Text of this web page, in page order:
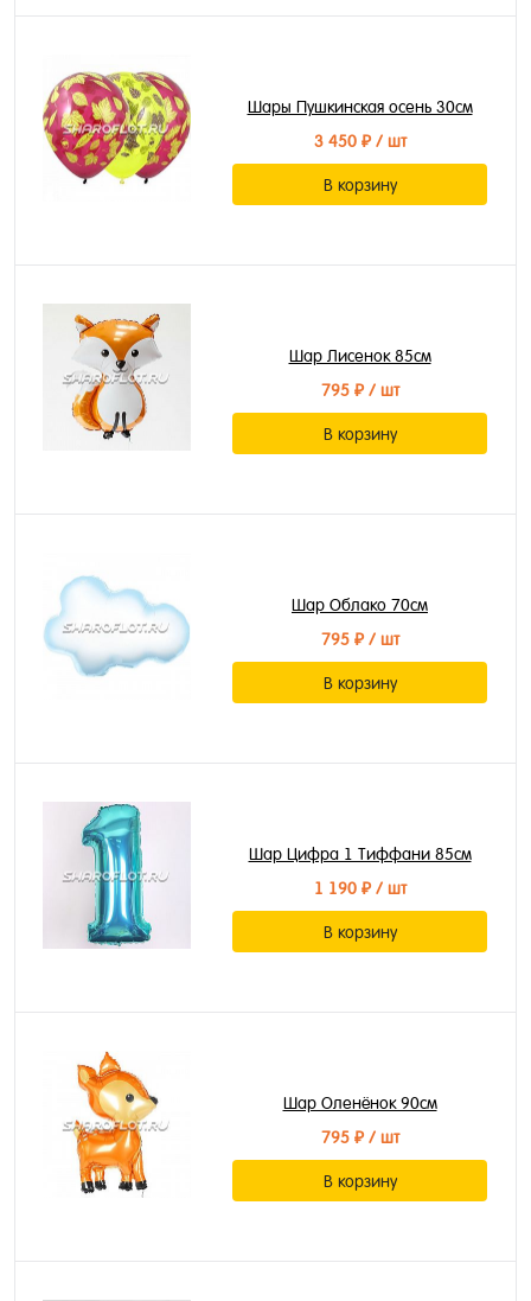
Шары Пушкинская осень 30см
3 450 ₽/ шт
В корзину
Шар Лисенок 85см
795 ₽/ шт
В корзину
Шар Облако 70см
795 ₽/ шт
В корзину
Шар Цифра 1 Тиффани 85см
1 190 ₽/ шт
В корзину
Шар Оленёнок 90см
795 ₽/ шт
В корзину